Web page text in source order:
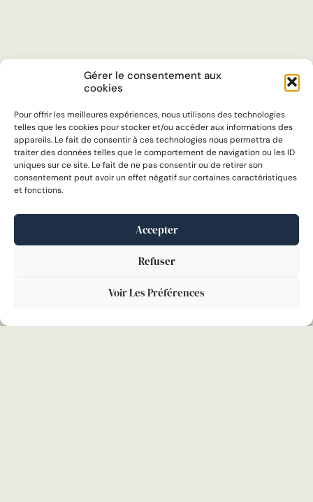
Gérer le consentement aux
cookies
Pour offrir les meilleures expériences, nous utilisons des technologies
telles que les cookies pour stocker et/ou accéder aux informations des
appareils. Le fait de consentir à ces technologies nous permettra de
traiter des données telles que le comportement de navigation ou les ID
uniques sur ce site. Le fait de ne pas consentir ou de retirer son
consentement peut avoir un effet négatif sur certaines caractéristiques
et fonctions.
Accepter
Refuser
Voir Les Préférences